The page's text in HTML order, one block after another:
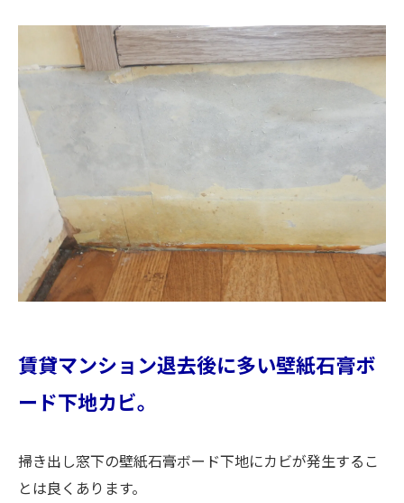
賃貸マンション退去後に多い壁紙石膏ボ
ード下地カビ。
掃き出し窓下の壁紙石膏ボード下地にカビが発生するこ
とは良くあります。